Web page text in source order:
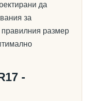
да
за
правилния размер
-